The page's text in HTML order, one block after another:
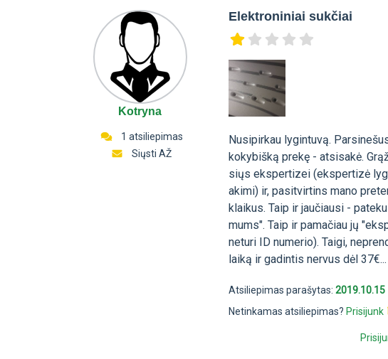
Kotryna
1 atsiliepimas
Siųsti AŽ
Elektroniniai sukčiai
Nusipirkau lygintuvą.
kokybišką prekę - atsisakė.
siųs ekspertizei (ekspertizė
akimi) ir, pasitvirtins mano
klaikus. Taip ir jaučiausi -
mums". Taip ir pamačiau jų
neturi ID numerio). Taigi,
laiką ir gadintis nervus dėl
Atsiliepimas parašytas:2019.10.15
Netinkamas atsiliepimas?Prisijunk